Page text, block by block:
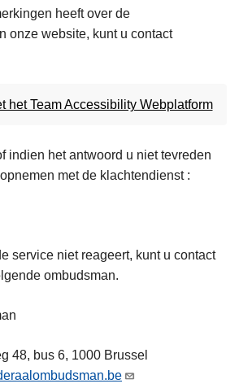
heeft over de
onze website, kunt u contact
het Team Accessibility Webplatform
indien het antwoord u niet tevreden
met de klachtendienst :
service niet reageert, kunt u contact
ombudsman.
48, bus 6, 1000 Brussel